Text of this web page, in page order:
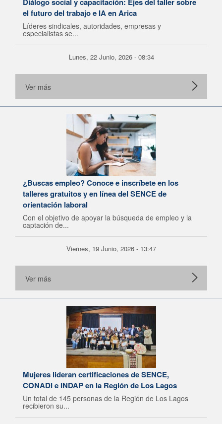
el futuro del trabajo e IA en Arica
Líderes sindicales, autoridades, empresas y
especialistas se...
Lunes, 22 Junio, 2026 - 08:34
Ver más
¿Buscas empleo? Conoce e inscríbete en los
talleres gratuitos y en línea del SENCE de
orientación laboral
Con el objetivo de apoyar la búsqueda de empleo y la
captación de...
Viernes, 19 Junio, 2026 - 13:47
Ver más
Mujeres lideran certificaciones de SENCE,
CONADI e INDAP en la Región de Los Lagos
Un total de 145 personas de la Región de Los Lagos
recibieron su...